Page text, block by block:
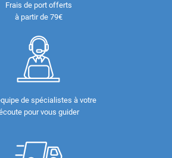
Frais de port offerts
à partir de 79€
de spécialistes à votre
pour vous guider